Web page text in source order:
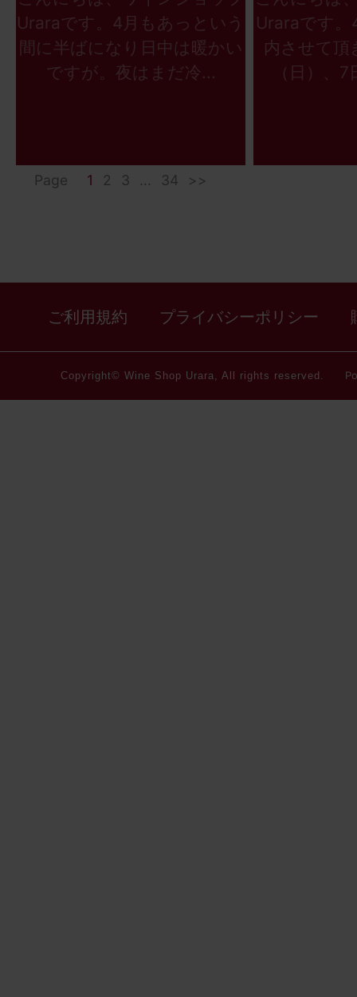
Uraraです。4月もあっという
間に半ばになり日中は暖かい
ですが。夜はまだ冷...
Uraraです。
内させて頂
（日）、
Page 1 2 3 ... 34 >>
ご利用規約 プライバシーポリシー
Copyright© Wine Shop Urara, All rights reserved.